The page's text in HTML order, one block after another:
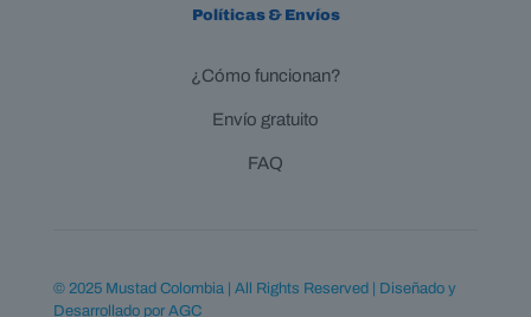
Políticas & Envíos
¿Cómo funcionan?
Envío gratuito
FAQ
© 2025 Mustad Colombia | All Rights Reserved | Diseñado y
Desarrollado por AGC